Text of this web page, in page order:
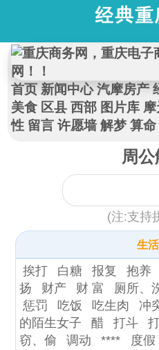
首页 新闻中心 汽摩房产
美食 区县 西部 图片库
性 留言 许愿墙 解梦 算命
周
(注:支持
生
挨打 白糖 报复 抱养
扬
财产 财 富 厕所、
惩罚
吃饭 吃生肉 冲
的陌生女子
醋 打斗
窃、偷
调动 **** 度假